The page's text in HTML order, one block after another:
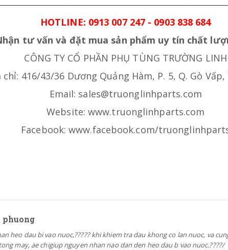
HOTLINE: 0913 007 247 - 0903 838 684
tư vấn và đặt mua sản phẩm uy tín chất
CÔNG TY CỔ PHẦN PHỤ TÙNG TRƯỜNG LINH
416/43/36 Dương Quảng Hàm, P. 5, Q. Gò Vấp,
Email: sales@truonglinhparts.com
Website: www.truonglinhparts.com
Facebook: www.facebook.com/
phuong
heo dau bi vao nuoc,????? khi khiem tra dau khong co lan nuoc, va
may, ae chigiup nguyen nhan nao dan den heo dau b vao nuoc.????/